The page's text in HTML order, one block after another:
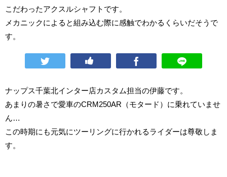
こだわったアクスルシャフトです。
メカニックによると組み込む際に感触でわかるくらいだそうで
す。
ナップス千葉北インター店カスタム担当の伊藤です。
あまりの暑さで愛車のCRM250AR（モタード）に乗れていませ
ん…
この時期にも元気にツーリングに行かれるライダーは尊敬しま
す。